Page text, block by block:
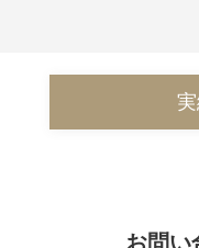
お問い